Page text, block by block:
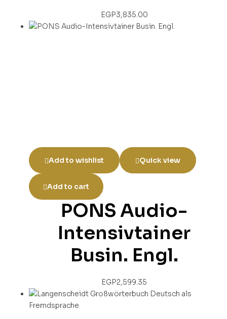
EGP3,835.00
Add to wishlist Quick view
Add to cart
PONS Audio-
Intensivtainer
Busin. Engl.
EGP2,599.35